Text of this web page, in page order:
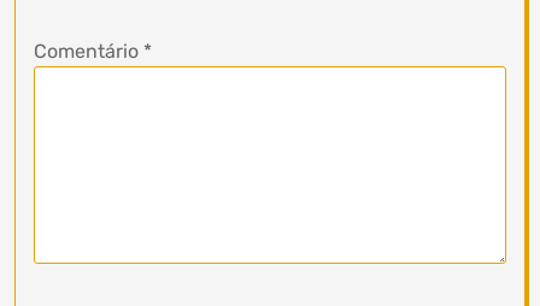
Comentário *